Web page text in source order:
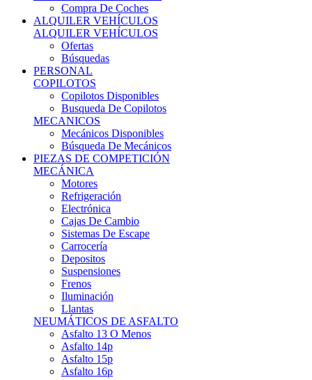
Compra De Coches
ALQUILER VEHÍCULOS
ALQUILER VEHÍCULOS
Ofertas
Búsquedas
PERSONAL
COPILOTOS
Copilotos Disponibles
Busqueda De Copilotos
MECANICOS
Mecánicos Disponibles
Búsqueda De Mecánicos
PIEZAS DE COMPETICIÓN
MECÁNICA
Motores
Refrigeración
Electrónica
Cajas De Cambio
Sistemas De Escape
Carrocería
Depositos
Suspensiones
Frenos
Iluminación
Llantas
NEUMÁTICOS DE ASFALTO
Asfalto 13 O Menos
Asfalto 14p
Asfalto 15p
Asfalto 16p